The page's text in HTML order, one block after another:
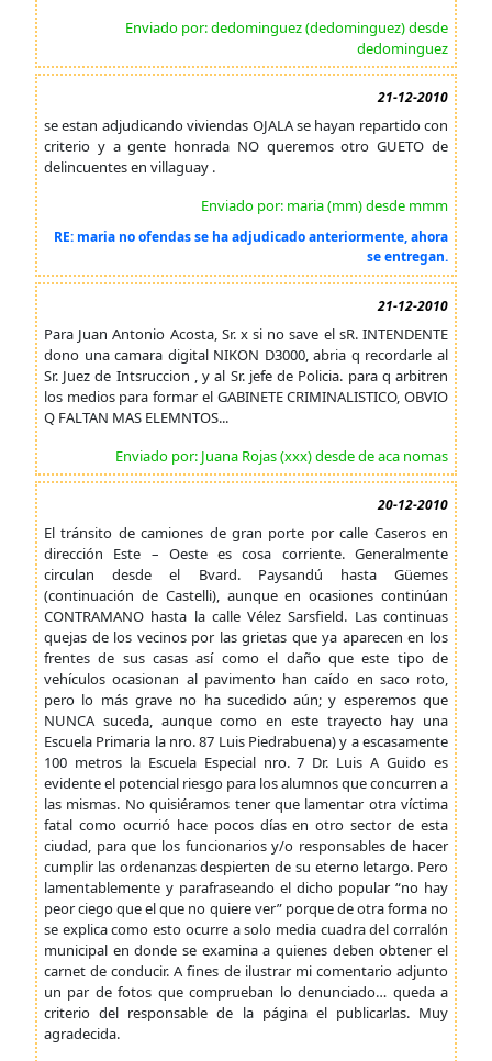
Enviado por: dedominguez (dedominguez) desde
dedominguez
21-12-2010
se estan adjudicando viviendas OJALA se hayan repartido con
criterio y a gente honrada NO queremos otro GUETO de
delincuentes en villaguay .
Enviado por: maria (mm) desde mmm
RE: maria no ofendas se ha adjudicado anteriormente, ahora
se entregan.
21-12-2010
Para Juan Antonio Acosta, Sr. x si no save el sR. INTENDENTE
dono una camara digital NIKON D3000, abria q recordarle al
Sr. Juez de Intsruccion , y al Sr. jefe de Policia. para q arbitren
los medios para formar el GABINETE CRIMINALISTICO, OBVIO
Q FALTAN MAS ELEMNTOS...
Enviado por: Juana Rojas (xxx) desde de aca nomas
20-12-2010
El tránsito de camiones de gran porte por calle Caseros en
dirección Este – Oeste es cosa corriente. Generalmente
circulan desde el Bvard. Paysandú hasta Güemes
(continuación de Castelli), aunque en ocasiones continúan
CONTRAMANO hasta la calle Vélez Sarsfield. Las continuas
quejas de los vecinos por las grietas que ya aparecen en los
frentes de sus casas así como el daño que este tipo de
vehículos ocasionan al pavimento han caído en saco roto,
pero lo más grave no ha sucedido aún; y esperemos que
NUNCA suceda, aunque como en este trayecto hay una
Escuela Primaria la nro. 87 Luis Piedrabuena) y a escasamente
100 metros la Escuela Especial nro. 7 Dr. Luis A Guido es
evidente el potencial riesgo para los alumnos que concurren a
las mismas. No quisiéramos tener que lamentar otra víctima
fatal como ocurrió hace pocos días en otro sector de esta
ciudad, para que los funcionarios y/o responsables de hacer
cumplir las ordenanzas despierten de su eterno letargo. Pero
lamentablemente y parafraseando el dicho popular “no hay
peor ciego que el que no quiere ver” porque de otra forma no
se explica como esto ocurre a solo media cuadra del corralón
municipal en donde se examina a quienes deben obtener el
carnet de conducir. A fines de ilustrar mi comentario adjunto
un par de fotos que comprueban lo denunciado… queda a
criterio del responsable de la página el publicarlas. Muy
agradecida.